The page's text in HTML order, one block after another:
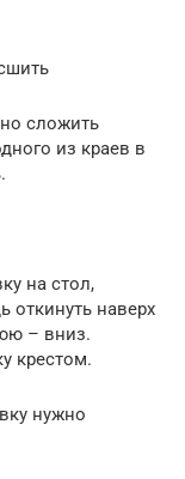
сложить
из краев в
на стол,
откинуть наверх
– вниз.
крестом.
нужно